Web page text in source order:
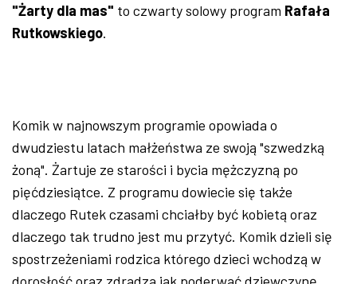
"Żarty dla mas" to czwarty solowy program Rafała
Rutkowskiego.
Komik w najnowszym programie opowiada o
dwudziestu latach małżeństwa ze swoją "szwedzką
żoną". Żartuje ze starości i bycia mężczyzną po
pięćdziesiątce. Z programu dowiecie się także
dlaczego Rutek czasami chciałby być kobietą oraz
dlaczego tak trudno jest mu przytyć. Komik dzieli się
spostrzeżeniami rodzica którego dzieci wchodzą w